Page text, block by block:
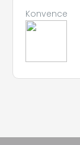
Konvence